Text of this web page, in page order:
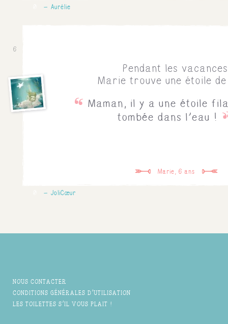
Aurélie
Pendant les
Marie trouve une étoile
Maman, il y a une étoile
tombée dans l'eau !
Marie, 6 ans
6
JoliCœur
NOUS CONTACTER
CONDITIONS GÉNÉRALES D'UTILISATION
LES TOILETTES S'IL VOUS PLAIT !